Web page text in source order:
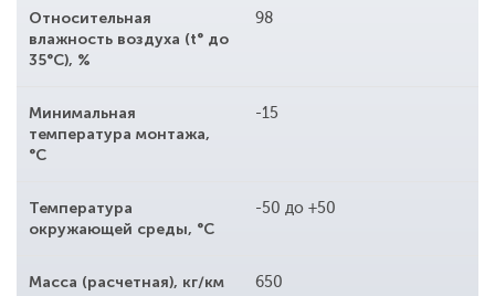
Относительная
влажность воздуха (t° до
35°С), %
98
Минимальная
температура монтажа,
°С
-15
Температура
окружающей среды, °С
-50 до +50
Масса (расчетная), кг/км 650